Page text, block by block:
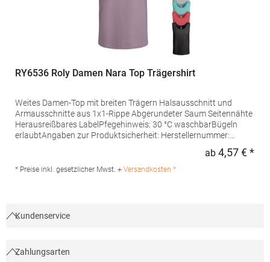
RY6536 Roly Damen Nara Top Trägershirt
Weites Damen-Top mit breiten Trägern Halsausschnitt und
Armausschnitte aus 1x1-Rippe Abgerundeter Saum Seitennähte
Herausreißbares LabelPfegehinweis: 30 °C waschbarBügeln
erlaubtAngaben zur Produktsicherheit: Herstellernummer:
Abanilla Km 8.8, 30620 Fortuna, Murcia, Spanien, E-Mail:
info@gorfactory.esGrammatur: 150
ab 4,57 € *
* Preise inkl. gesetzlicher Mwst. + Versandkosten *
Kundenservice
Zahlungsarten